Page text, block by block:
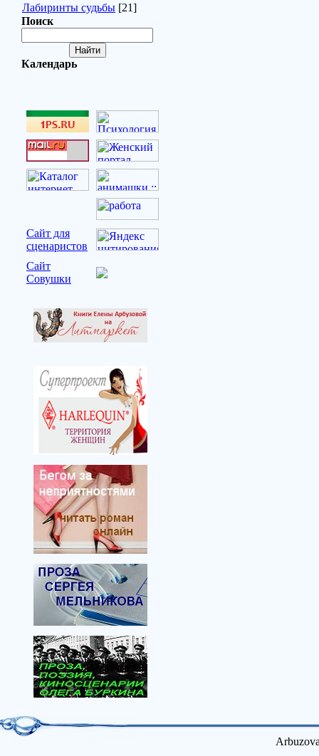
Лабиринты судьбы [21]
Поиск
Календарь
Сайт для
сценаристов
Сайт
Совушки